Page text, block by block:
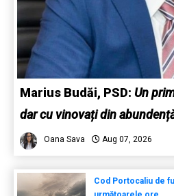
Marius Budăi, PSD: Un
dar cu vinovați din
Oana Sava Aug 07, 2026
Cod Portocaliu de